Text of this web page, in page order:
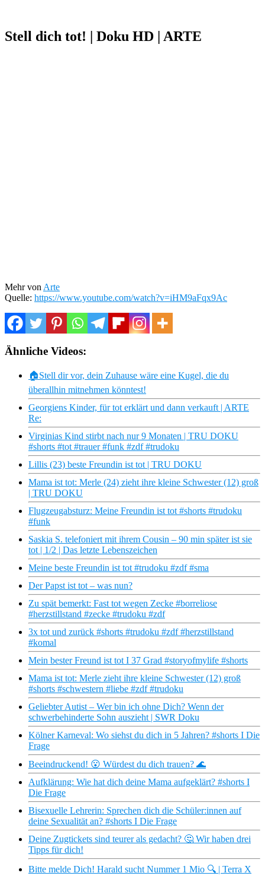
Stell dich tot! | Doku HD | ARTE
Mehr von Arte
Quelle: https://www.youtube.com/watch?v=iHM9aFqx9Ac
Ähnliche Videos:
🏠Stell dir vor, dein Zuhause wäre eine Kugel, die du
überallhin mitnehmen könntest!
Georgiens Kinder, für tot erklärt und dann verkauft | ARTE
Re:
Virginias Kind stirbt nach nur 9 Monaten | TRU DOKU
#shorts #tot #trauer #funk #zdf #trudoku
Lillis (23) beste Freundin ist tot | TRU DOKU
Mama ist tot: Merle (24) zieht ihre kleine Schwester (12) groß
| TRU DOKU
Flugzeugabsturz: Meine Freundin ist tot #shorts #trudoku
#funk
Saskia S. telefoniert mit ihrem Cousin – 90 min später ist sie
tot | 1/2 | Das letzte Lebenszeichen
Meine beste Freundin ist tot #trudoku #zdf #sma
Der Papst ist tot – was nun?
Zu spät bemerkt: Fast tot wegen Zecke #borreliose
#herzstillstand #zecke #trudoku #zdf
3x tot und zurück #shorts #trudoku #zdf #herzstillstand
#komal
Mein bester Freund ist tot I 37 Grad #storyofmylife #shorts
Mama ist tot: Merle zieht ihre kleine Schwester (12) groß
#shorts #schwestern #liebe #zdf #trudoku
Geliebter Autist – Wer bin ich ohne Dich? Wenn der
schwerbehinderte Sohn auszieht | SWR Doku
Kölner Karneval: Wo siehst du dich in 5 Jahren? #shorts I Die
Frage
Beeindruckend! 😮 Würdest du dich trauen? 🌊
Aufklärung: Wie hat dich deine Mama aufgeklärt? #shorts I
Die Frage
Bisexuelle Lehrerin: Sprechen dich die Schüler:innen auf
deine Sexualität an? #shorts I Die Frage
Deine Zugtickets sind teurer als gedacht? 🤔 Wir haben drei
Tipps für dich!
Bitte melde Dich! Harald sucht Nummer 1 Mio 🔍 | Terra X